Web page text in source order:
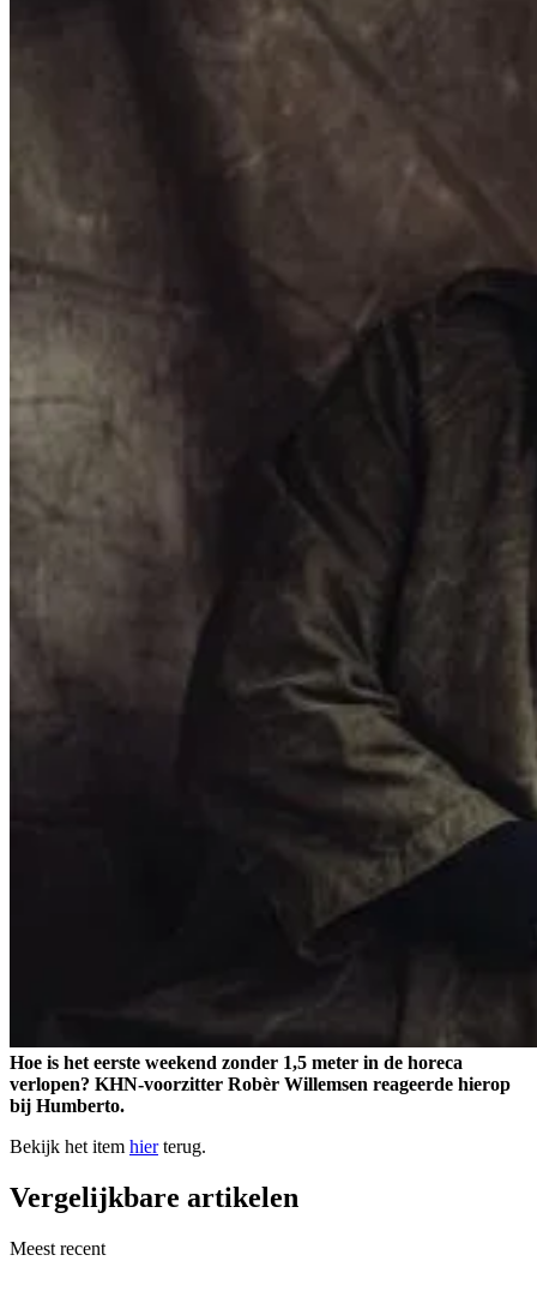
Hoe is het eerste weekend zonder 1,5 meter in de horeca
verlopen? KHN-voorzitter Robèr Willemsen reageerde hierop
bij Humberto.
Bekijk het item hierterug.
Vergelijkbare artikelen
Meest recent